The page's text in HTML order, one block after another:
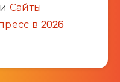
Сайты
в 2026